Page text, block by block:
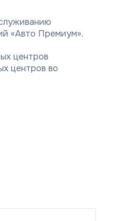
«Авто Премиум».
центров
центров во